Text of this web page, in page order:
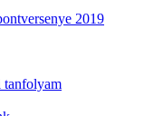
2019
tanfolyam